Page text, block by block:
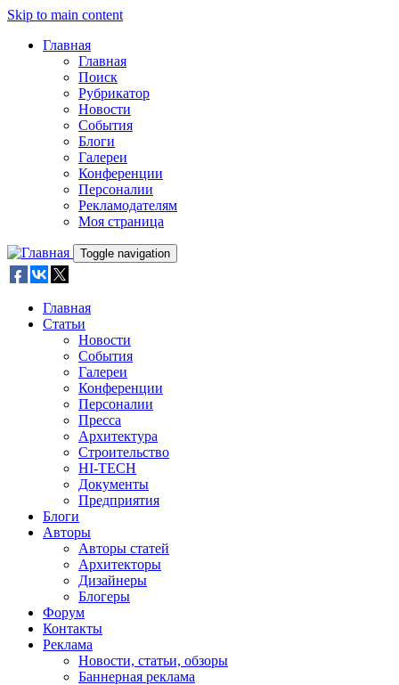
Skip to main content
Главная
Главная
Поиск
Рубрикатор
Новости
События
Блоги
Галереи
Конференции
Персоналии
Рекламодателям
Моя страница
Toggle navigation
Главная
Статьи
Новости
События
Галереи
Конференции
Персоналии
Пресса
Архитектура
Строительство
HI-TECH
Документы
Предприятия
Блоги
Авторы
Авторы статей
Архитекторы
Дизайнеры
Блогеры
Форум
Контакты
Реклама
Новости, статьи, обзоры
Баннерная реклама